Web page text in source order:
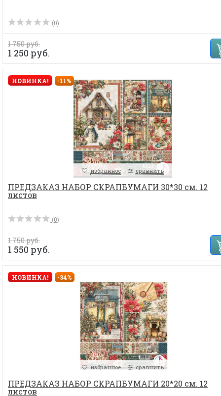
(0)
1 750 руб.
1 250 руб.
НОВИНКА! -11%
избранное сравнить
ПРЕДЗАКАЗ НАБОР СКРАПБУМАГИ 30*30 см. 12
листов
(0)
1 750 руб.
1 550 руб.
НОВИНКА! -34%
избранное сравнить
ПРЕДЗАКАЗ НАБОР СКРАПБУМАГИ 20*20 см. 12
листов